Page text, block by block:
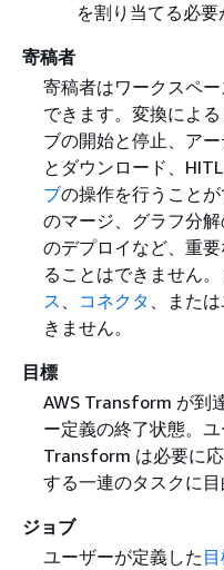
を割り当てる必要
寄稿者
寄稿者はワークスペ
できます。変換によ
ブの開始と停止、ア
とダウンロード、
ブの操作を行うこと
のマージ、グラフ分
のデプロイなど、重
ることはできません
ス
コネクタ 、また
きません。
目標
AWS Transform が到
ー定義の終了状態。
Transform は必要に
する一連のタスクに目
ジョブ
ユーザーが定義した